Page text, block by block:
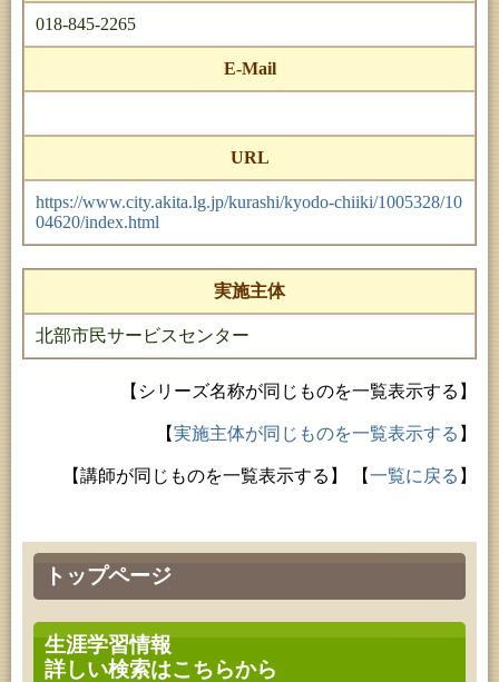
トップページ
生涯学習情報
詳しい検索はこちらから
018-845-2265
E-Mail
URL
https://www.city.akita.lg.jp/kurashi/kyodo-chiiki/1005328/10
04620/index.html
実施主体
北部市民サービスセンター
【シリーズ名称が同じものを一覧表示する】
【実施主体が同じものを一覧表示する 】
【講師が同じものを一覧表示する】 【一覧に戻る 】